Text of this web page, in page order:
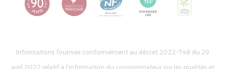
Informations fournies conformément au décret 2022-748 du 29
avril 2022 relatif à l'information du consommateur sur les qualités et